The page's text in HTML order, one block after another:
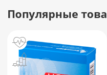
Популярные